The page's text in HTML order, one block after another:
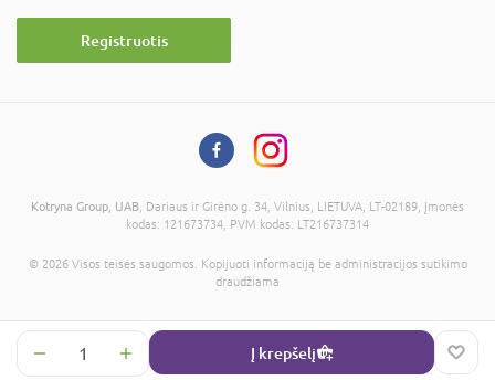
Į krepšelį
Registruotis
Kotryna Group, UAB , Dariaus ir Girėno g. 34, Vilnius, LIETUVA, LT-02189, Įmonės
kodas: 121673734, PVM kodas: LT216737314
© 2026 Visos teisės saugomos. Kopijuoti informaciją be administracijos sutikimo
draudžiama